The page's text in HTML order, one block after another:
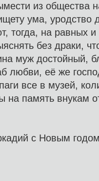
из общества
ума, уродство
тогда, на равных и
без драки,
муж достойный,
любви, её же
все в музей,
на память внукам
с Новым